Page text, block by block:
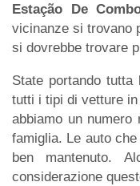
Estação De
vicinanze si trovano
si dovrebbe trovare
State portando
tutti i tipi di vetture
abbiamo un
famiglia. Le auto
ben mantenuto.
considerazione